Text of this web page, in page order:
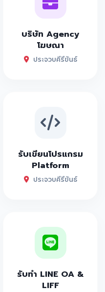
บริษัท Agency
โฆษณา
ประจวบคีรีขันธ์
รับเขียนโปรแกรม
Platform
ประจวบคีรีขันธ์
รับทำ LINE OA &
LIFF